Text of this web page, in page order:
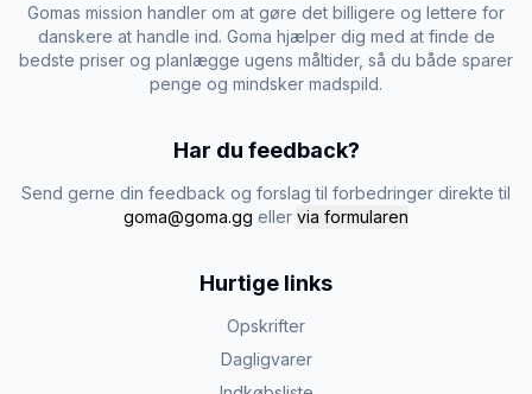
Gomas mission handler om at gøre det billigere og lettere for
danskere at handle ind. Goma hjælper dig med at finde de
bedste priser og planlægge ugens måltider, så du både sparer
penge og mindsker madspild.
Har du feedback?
Send gerne din feedback og forslag til forbedringer direkte til
goma@goma.gg eller via formularen
Hurtige links
Opskrifter
Dagligvarer